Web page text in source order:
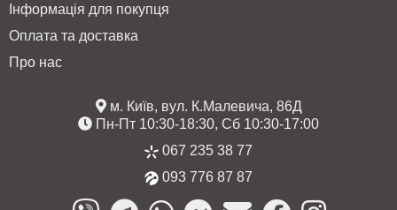
Інформація для покупця
Оплата та доставка
Про нас
м. Київ, вул. К.Малевича, 86Д
Пн-Пт 10:30-18:30, Сб 10:30-17:00
067 235 38 77
093 776 87 87